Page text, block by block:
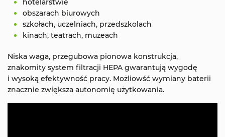
hotelarstwie
obszarach biurowych
szkołach, uczelniach, przedszkolach
kinach, teatrach, muzeach
Niska waga, przegubowa pionowa konstrukcja,
znakomity system filtracji HEPA gwarantują wygodę
i wysoką efektywność pracy. Możliowść wymiany baterii
znacznie zwiększa autonomię użytkowania.